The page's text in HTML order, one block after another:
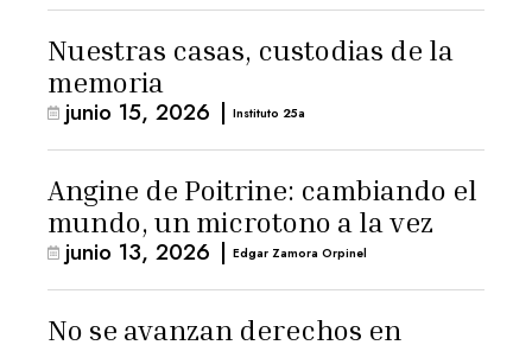
Nuestras casas, custodias de la
memoria
junio 15, 2026 | Instituto 25a
Angine de Poitrine: cambiando el
mundo, un microtono a la vez
junio 13, 2026 | Edgar Zamora Orpinel
No se avanzan derechos en